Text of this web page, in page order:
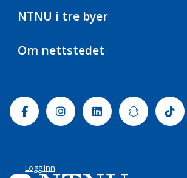
NTNU i tre byer
Om nettstedet
FacebookInstagramLinkedinSnapchat
Logg inn